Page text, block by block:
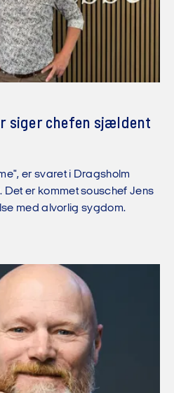
siger chefen sjældent
er svaret i Dragsholm
er kommet souschef Jens
med alvorlig sygdom.